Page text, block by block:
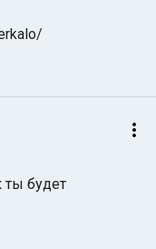
ты будет